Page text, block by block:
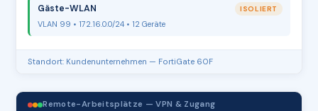
Gäste-WLAN ISOLIERT
VLAN 99 • 172.16.0.0/24 • 12 Geräte
Standort: Kundenunternehmen — FortiGate 60F
Remote-Arbeitsplätze — VPN & Zugang